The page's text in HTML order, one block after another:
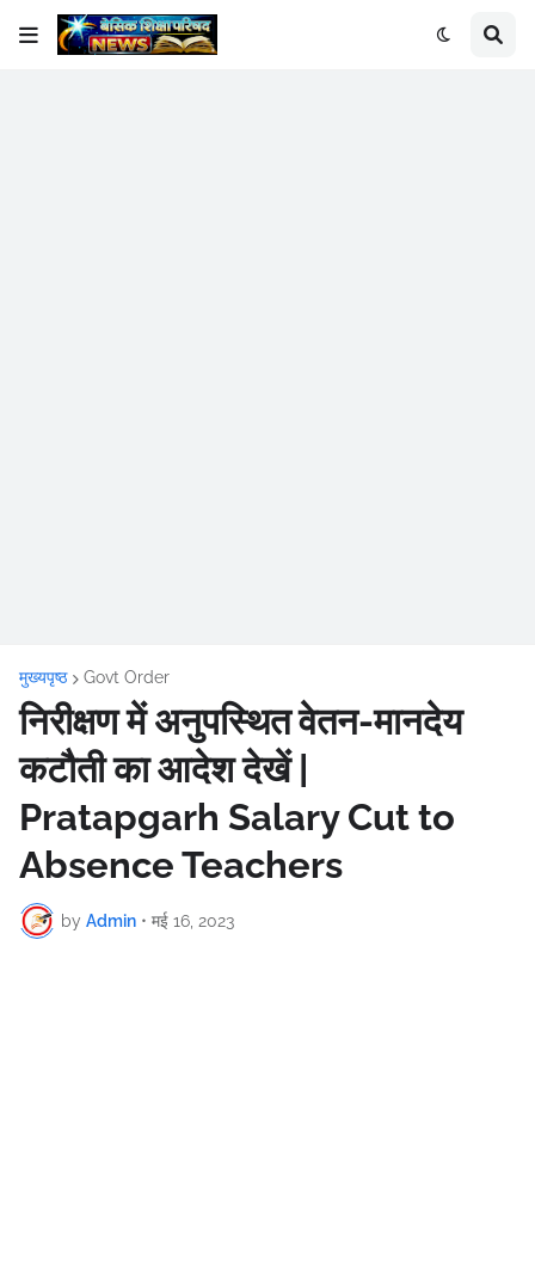
मुख्यपृष्ठ Govt Order
निरीक्षण में अनुपस्थित वेतन-मानदेय
कटौती का आदेश देखें |
Pratapgarh Salary Cut to
Absence Teachers
by Admin • मई 16, 2023